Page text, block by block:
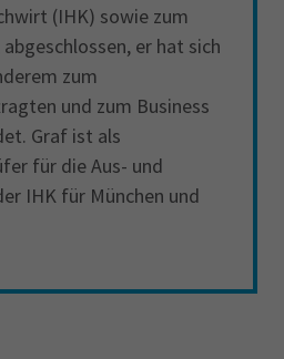
(IHK) sowie zum
er hat sich
zum
und zum Business
Graf ist als
für die Aus- und
IHK für München und